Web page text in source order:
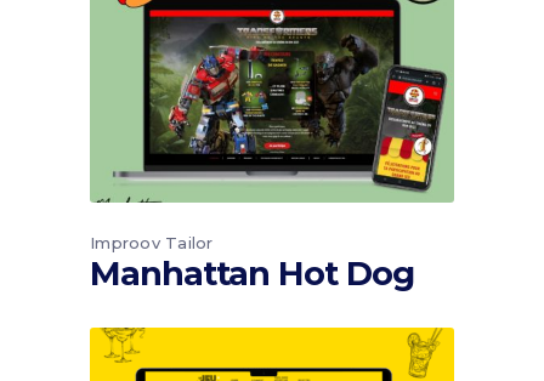
Improov Tailor
Manhattan Hot Dog